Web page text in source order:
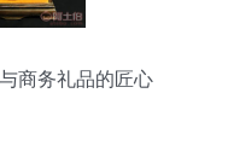
商务礼品的匠心